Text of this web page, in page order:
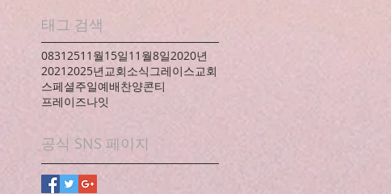
태그 검색
08312511월15일11월8일2020년
20212025년교회소식그레이스교회
스페셜주일예배찬양콘티
프레이즈나잇
공식 SNS 페이지